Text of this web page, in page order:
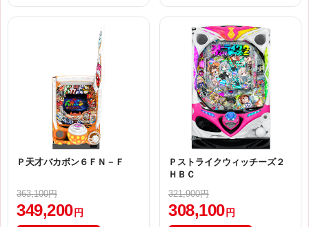
Ｐ天才バカボン６ＦＮ－Ｆ
363,100円
349,200 円
Ｐストライクウィッチーズ２
ＨＢＣ
321,900円
308,100 円